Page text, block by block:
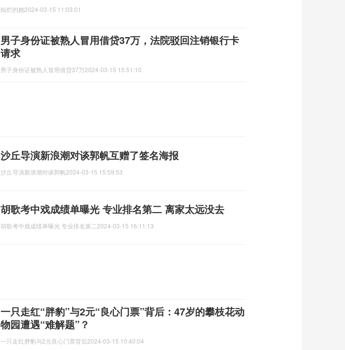
灿烂的她2024-03-15 11:03:01
男子身份证被熟人冒用借贷37万，法院驳回注销银行卡
请求
男子身份证被熟人冒用借贷37万2024-03-15 15:51:10
沙丘导演新浪潮对谈郭帆互赠了签名海报
沙丘导演新浪潮对谈郭帆2024-03-15 15:59:53
胡歌考中戏成绩单曝光 专业排名第二 离家太远没去
胡歌考中戏成绩单曝光 专业排名第二2024-03-15 16:11:13
一只走红“胖豹”与2元“良心门票”背后：47岁的攀枝花动
物园遭遇“难解题”？
一只走红胖豹与2元良心门票背后2024-03-15 10:40:04